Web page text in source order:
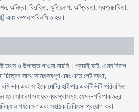
অনিদ্রা, বিরক্তি, স্মৃতিলোপ, অস্থিরতা, স্বপ্নচারিতা,
এবং কম্পন পরিলক্ষিত হয়।
তথ্য ও উপাত্ত পাওয়া যায়নি। প্রায়ই ঘটে, এমন বিরূপ
চিত্রের সাথে সামঞ্জস্যপূর্ণ এবং এতে পেট ব্যথা,
বমি ভাব এবং সাইকোমোটর হাইপার একটিভিটি পরিলক্ষিত
হলে সাধারণ সহায়ক ব্যবস্থাসমূহ, যেমন-পরিপাকতন্ত্র
পর্যবেক্ষণ এবং সহায়ক চিকিৎসা প্রয়োগ করা